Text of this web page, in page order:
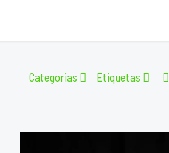
Categorias Etiquetas